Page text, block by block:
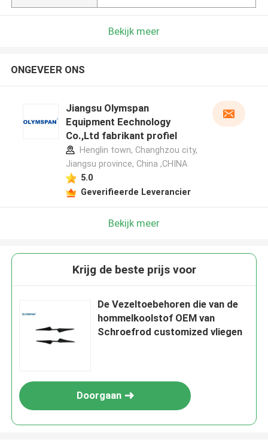
Bekijk meer
ONGEVEER ONS
Jiangsu Olymspan
Equipment Eechnology
Co.,Ltd fabrikant profiel
Henglin town, Changhzou city,
Jiangsu province, China ,CHINA
5.0
Geverifieerde Leverancier
Bekijk meer
Krijg de beste prijs voor
De Vezeltoebehoren die van de
hommelkoolstof OEM van
Schroefrod customized vliegen
Doorgaan